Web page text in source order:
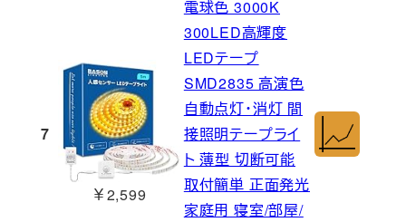
7
￥2,599
電球色 3000K
300LED高輝度
LEDテープ
SMD2835 高演色
自動点灯・消灯 間
接照明テープライ
ト 薄型 切断可能
取付簡単 正面発光
家庭用 寝室/部屋/